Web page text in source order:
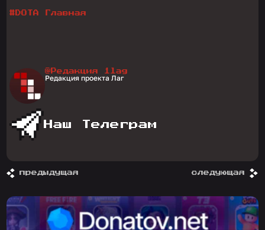
# DOTA Главная
@Редакция 1lag
Редакция проекта Лаг
Наш Телеграм
предыдущая следующая